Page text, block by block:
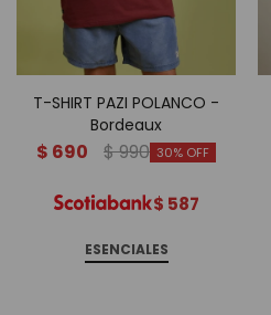
T-SHIRT PAZI POLANCO -
Bordeaux
$ 690 $990 30
$ 587
ESENCIALES